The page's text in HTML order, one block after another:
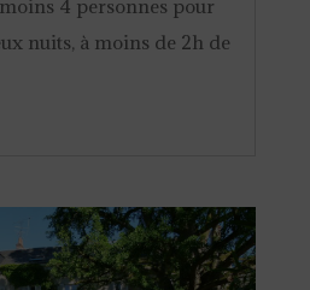
4 personnes pour
nuits, à moins de 2h de